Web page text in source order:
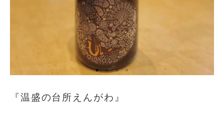
『温盛の台所えんがわ』